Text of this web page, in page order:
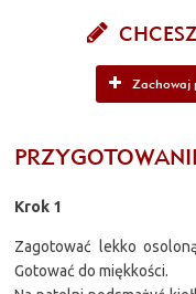
Zachowaj
Krok 1
Zagotować lekko
Gotować do miękkości.